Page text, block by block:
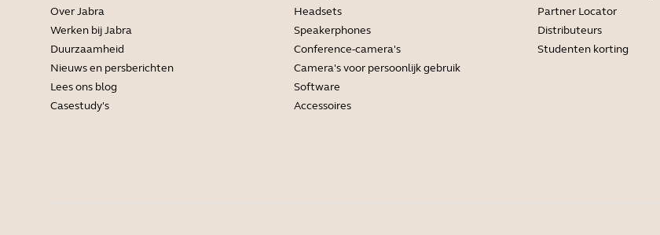
Over Jabra
Werken bij Jabra
Duurzaamheid
Nieuws en persberichten
Lees ons blog
Casestudy's
Headsets
Speakerphones
Conference-camera's
Camera's voor persoonlijk gebruik
Software
Accessoires
Partner Locator
Distributeurs
Studenten korting